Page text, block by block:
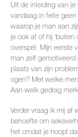
Uit de inleiding van
vandaag in feite
waarop je man aan
je ook af of hij
overspel. Mijn eerste
man zelf
plaats van zijn
ogen? Met welke
Aan welk gedrag
Verder vraag ik mij af
behoefte om
het omdat je hoopt